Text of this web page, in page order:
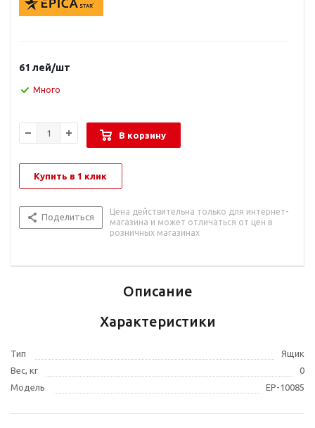
61 лей/шт
Много
В корзину
Купить в 1 клик
Поделиться
Цена действительна только для интернет-
магазина и может отличаться от цен в
розничных магазинах
Описание
Характеристики
Тип
Ящик
Вес, кг
0
Модель
EP-10085